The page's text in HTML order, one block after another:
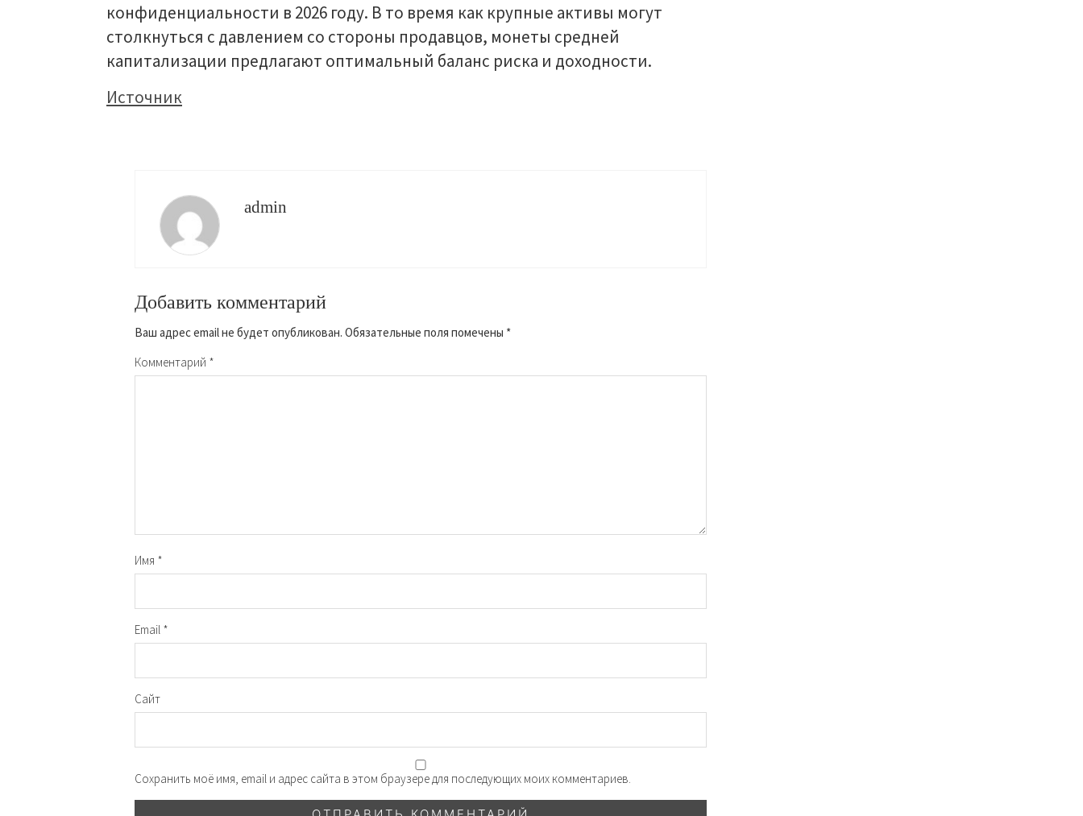
конфиденциальности в 2026 году. В то время как крупные активы могут
столкнуться с давлением со стороны продавцов, монеты средней
капитализации предлагают оптимальный баланс риска и доходности.
Источник
admin
Добавить комментарий
Ваш адрес email не будет опубликован. Обязательные поля помечены *
Комментарий *
Имя *
Email *
Сайт
Сохранить моё имя, email и адрес сайта в этом браузере для последующих моих комментариев.